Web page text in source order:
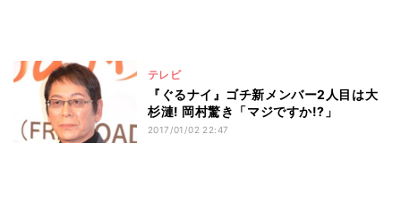
テレビ
『ぐるナイ』ゴチ新メンバー2人目は大
杉漣! 岡村驚き「マジですか!?」
2017/01/02 22:47